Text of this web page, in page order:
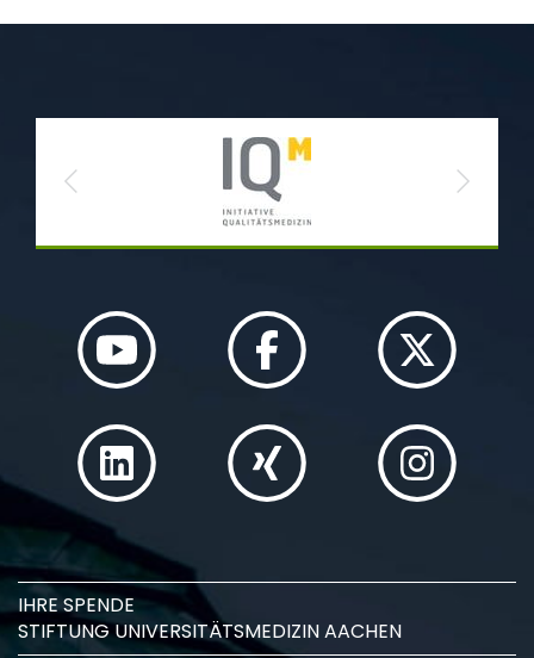
Previous Next
IHRE SPENDE
STIFTUNG UNIVERSITÄTSMEDIZIN AACHEN